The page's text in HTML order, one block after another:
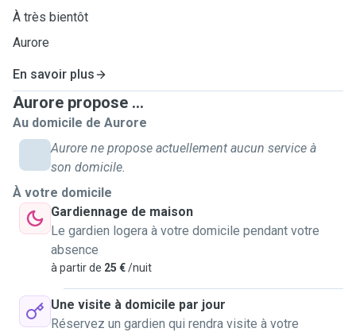
À très bientôt
Aurore
En savoir plus
Aurore propose ...
Au domicile de Aurore
Aurore ne propose actuellement aucun service à
son domicile.
À votre domicile
Gardiennage de maison
Le gardien logera à votre domicile pendant votre
absence
à partir de 25 €/nuit
Une visite à domicile par jour
Réservez un gardien qui rendra visite à votre